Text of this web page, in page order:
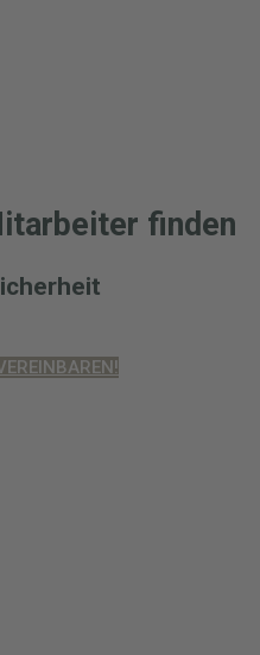
finden